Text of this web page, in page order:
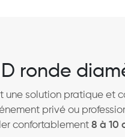
ronde
une solution pratique et
privé ou
confortablement 8 à 10